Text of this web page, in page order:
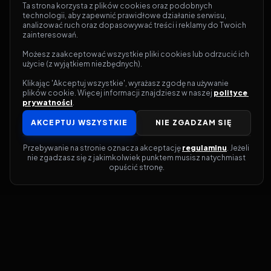
Ta strona korzysta z plików cookies oraz podobnych
technologii, aby zapewnić prawidłowe działanie serwisu,
analizować ruch oraz dopasowywać treści i reklamy do Twoich
zainteresowań.
Możesz zaakceptować wszystkie pliki cookies lub odrzucić ich
użycie (z wyjątkiem niezbędnych).
Klikając 'Akceptuj wszystkie', wyrażasz zgodę na używanie
plików cookie. Więcej informacji znajdziesz w naszej polityce
prywatności.
AKCEPTUJ WSZYSTKIE NIE ZGADZAM SIĘ
Przebywanie na stronie oznacza akceptację regulaminu. Jeżeli
nie zgadzasz się z jakimkolwiek punktem musisz natychmiast
opuścić stronę.